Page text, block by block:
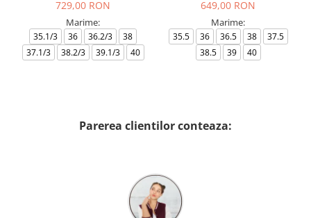
729,00 RON
Marime:
35.1/3 36 36.2/3
38
37.1/3
38.2/3 39.1/3 40
649,00 RON
Marime:
35.5 36 36.5 38
37.5
38.5
39 40
Parerea clientilor conteaza: